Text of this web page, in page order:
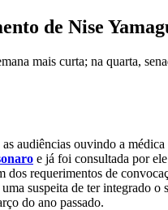
de Nise
mais curta; na quarta,
as audiências ouvindo a
e já foi consultada por
dos requerimentos de
suspeita de ter integrado
do ano passado.